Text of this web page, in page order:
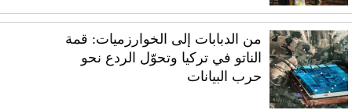
من الدبابات إلى الخوارزميات: قمة
الناتو في تركيا وتحوّل الردع نحو
حرب البيانات